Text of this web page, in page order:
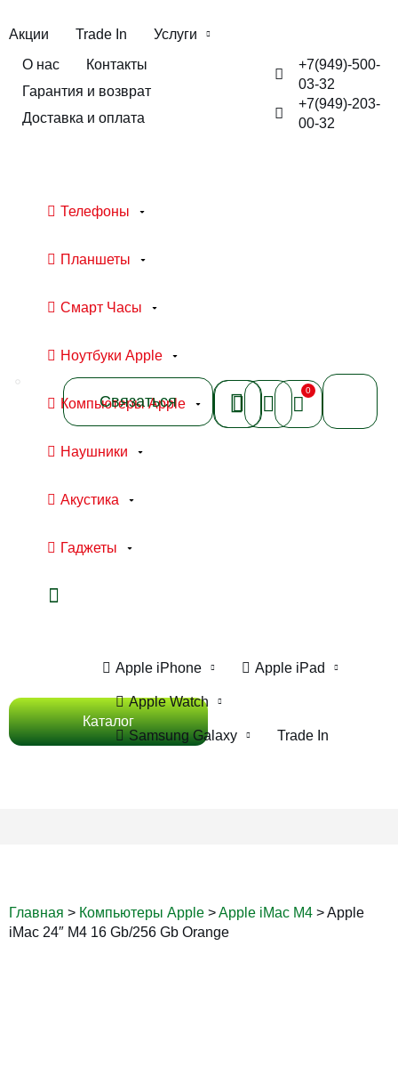
Акции Trade In
Услуги
О нас
Контакты
Гарантия и возврат
Доставка и оплата
+7(949)-500-
03-32
+7(949)-203-
00-32
Телефоны
Планшеты
Смарт Часы
Ноутбуки Apple
Компьютеры Apple
Наушники
Акустика
Гаджеты
Связаться
0
Каталог
Apple iPhone Apple iPad
Apple Watch
Samsung Galaxy Trade In
Главная > Компьютеры Apple >Apple iMac M4 >Apple
iMac 24″ M4 16 Gb/256 Gb Orange